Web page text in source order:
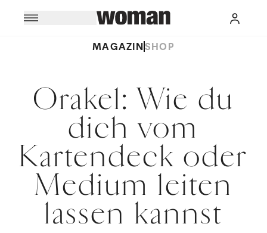
MAGAZINSHOP
Orakel: Wie du
dich vom
Kartendeck oder
Medium leiten
lassen kannst